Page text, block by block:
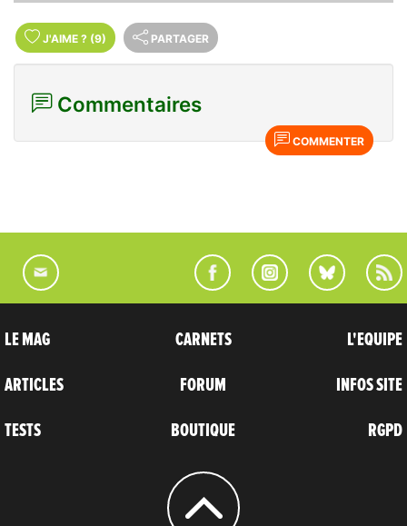
J'AIME ? (9) PARTAGER
Commentaires
COMMENTER
LE MAG
ARTICLES
TESTS
CARNETS
FORUM
BOUTIQUE
L'EQUIPE
INFOS SITE
RGPD